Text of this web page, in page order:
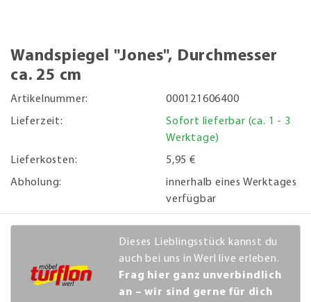
Wandspiegel "Jones", Durchmesser
ca. 25 cm
Artikelnummer:
000121606400
Lieferzeit:
Sofort lieferbar (ca. 1 - 3
Werktage)
Lieferkosten:
5,95 €
Abholung:
innerhalb eines Werktages
verfügbar
Dieses Lieblingsstück kannst du
auch bei uns in Werl live erleben.
Frag hier ganz unverbindlich
an – wir sind gerne für dich